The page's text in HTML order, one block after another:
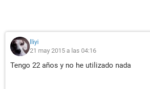
lliyi
21 may 2015 a las 04:16
Tengo 22 años y no he utilizado nada